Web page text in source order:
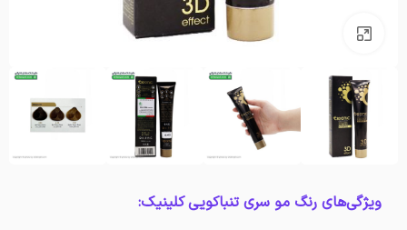
بزرگنمایی تصویر
ویژگی‌های رنگ مو سری تنباکویی کلینیک: